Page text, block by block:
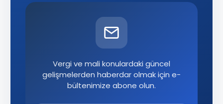
Vergi ve mali konulardaki güncel
gelişmelerden haberdar olmak için e-
bültenimize abone olun.